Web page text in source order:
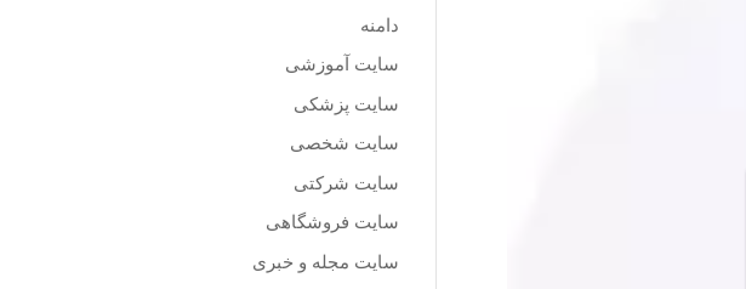
دامنه
سایت آموزشی
سایت پزشکی
سایت شخصی
سایت شرکتی
سایت فروشگاهی
سایت مجله و خبری